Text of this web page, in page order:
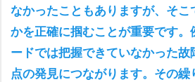
なかったこともありますが、そ
かを正確に掴むことが重要です
ードでは把握できていなかった
点の発見につながります。その